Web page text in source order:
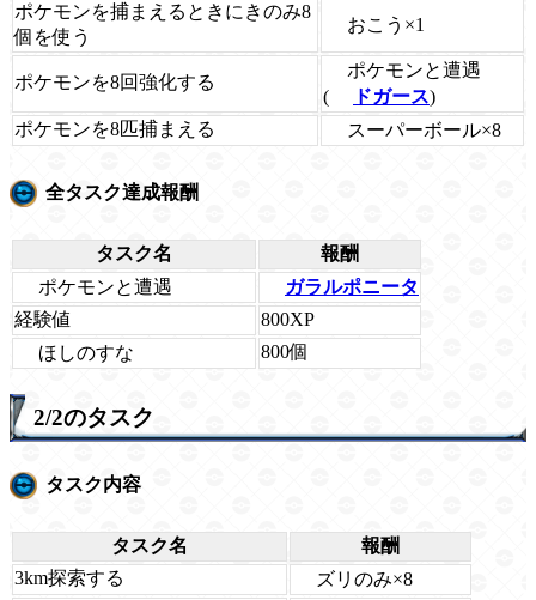
ポケモンを捕まえるときにきのみ8
個を使う
おこう×1
ポケモンを8回強化する
ポケモンと遭遇
(
ドガース)
ポケモンを8匹捕まえる
スーパーボール×8
全タスク達成報酬
タスク名
報酬
ポケモンと遭遇
ガラルポニータ
経験値
800XP
ほしのすな
800個
2/2のタスク
タスク内容
タスク名
報酬
3km探索する
ズリのみ×8